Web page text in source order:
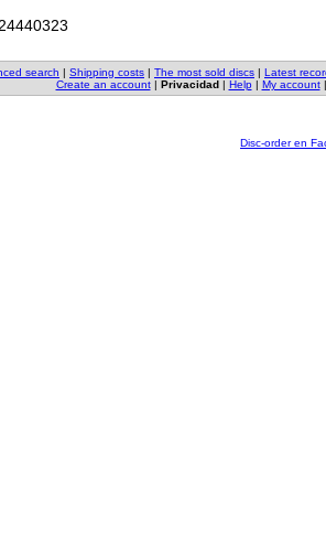
search | Shipping costs | The most sold discs | Latest
Create an account| Privacidad| Help| My account
Disc-order en